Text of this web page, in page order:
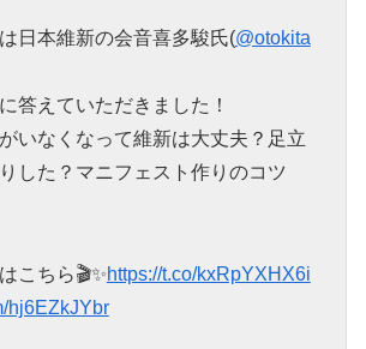
日本維新の会音喜多駿氏(@otokita
答えていただきました！
いなくなって維新は大丈夫？足立
した？マニフェスト作りのコツ
こちら🎬✨https://t.co/kxRpYXHX6i
hj6EZkJYbr